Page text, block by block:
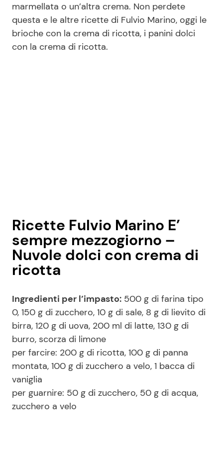
Viaggi e Turismo
Festività
Ricette Feste
Contattaci
Pubblicità
Privacy Policy
marmellata o un’altra crema. Non perdete
questa e le altre ricette di Fulvio Marino, oggi le
brioche con la crema di ricotta, i panini dolci
con la crema di ricotta.
Ricette Fulvio Marino E’
sempre mezzogiorno –
Nuvole dolci con crema di
ricotta
Ingredienti per l’impasto: 500 g di farina tipo
0, 150 g di zucchero, 10 g di sale, 8 g di lievito di
birra, 120 g di uova, 200 ml di latte, 130 g di
burro, scorza di limone
per farcire: 200 g di ricotta, 100 g di panna
montata, 100 g di zucchero a velo, 1 bacca di
vaniglia
per guarnire: 50 g di zucchero, 50 g di acqua,
zucchero a velo